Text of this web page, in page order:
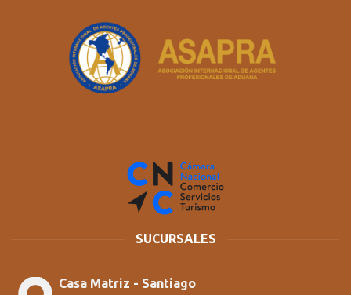
SUCURSALES
Casa Matriz - Santiago